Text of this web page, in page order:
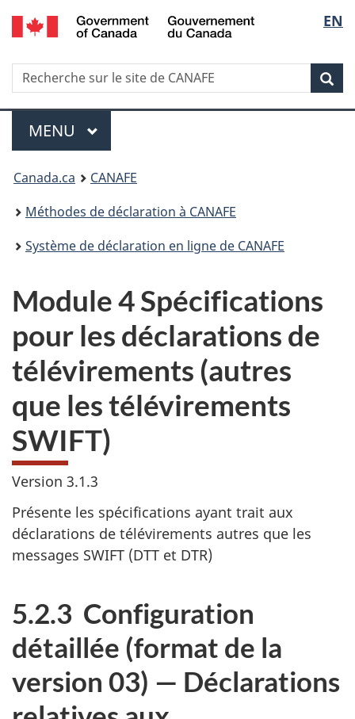
Passer
au
principal
Passer
à
sujet
du
gouvernement
Passer
à
version
HTML
simplifiée
de
la
EN
Recherche
Recherche
sur
le
site
Menu
MENU PRINCIPAL
Vous
êtes
ici
Canada.ca
CANAFE
Méthodes de déclaration à CANAFE
Système de déclaration en ligne de CANAFE
Module 4 Spécifications
pour les déclarations de
télévirements (autres
que les télévirements
SWIFT)
Version 3.1.3
Présente les spécifications ayant trait aux
déclarations de télévirements autres que les
messages SWIFT (DTT et DTR)
5.2.3 Configuration
détaillée (format de la
version 03) — Déclarations